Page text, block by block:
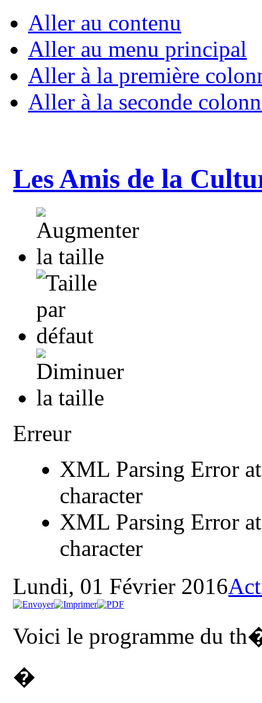
Aller au contenu
Aller au menu principal
Aller à la première
Aller à la seconde
Les Amis de la
Erreur
XML Parsing Error
character
XML Parsing Error
character
Lundi, 01 Février 2016
Voici le programme du
�